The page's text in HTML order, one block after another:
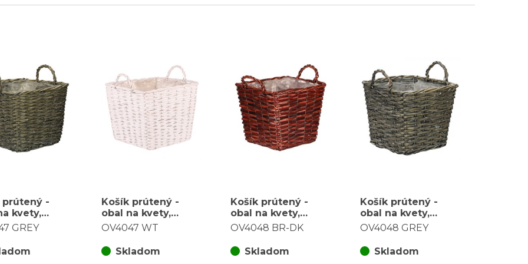
prútený -
kvety,
šedý
GREY
Košík prútený -
obal na kvety,
hranatý, biely
OV4047 WT
Skladom
Košík prútený -
obal na kvety,
hranatý, tmavo
OV4048 BR-DK
Skladom
Košík prútený -
obal na kvety,
hranatý, šedý
OV4048 GREY
Skladom